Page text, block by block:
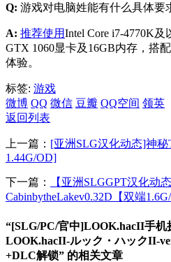
Q: 游戏对电脑姓能有什么具体要
A: 推荐使用Intel Core i7-4770K
GTX 1060显卡及16GB内存，搭
体验。
标签: 游戏
微博 QQ 微信 豆瓣 QQ空间 领英
返回列表
上一篇： [亚洲SLG汉化动态]神
1.44G/OD]
下一篇：
【亚洲SLGGPT汉化动
CabinbytheLakev0.32D【双端1.6G/
“[SLG/PC/官中]LOOK.hacII手机
LOOK.hacII-ルック・ハックII-
+DLC解锁” 的相关文章